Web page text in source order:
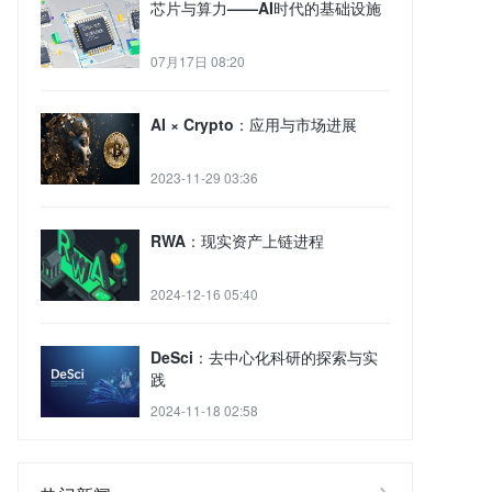
芯片与算力——AI时代的基础设施
07月17日 08:20
AI × Crypto：应用与市场进展
2023-11-29 03:36
RWA：现实资产上链进程
2024-12-16 05:40
DeSci：去中心化科研的探索与实
践
2024-11-18 02:58